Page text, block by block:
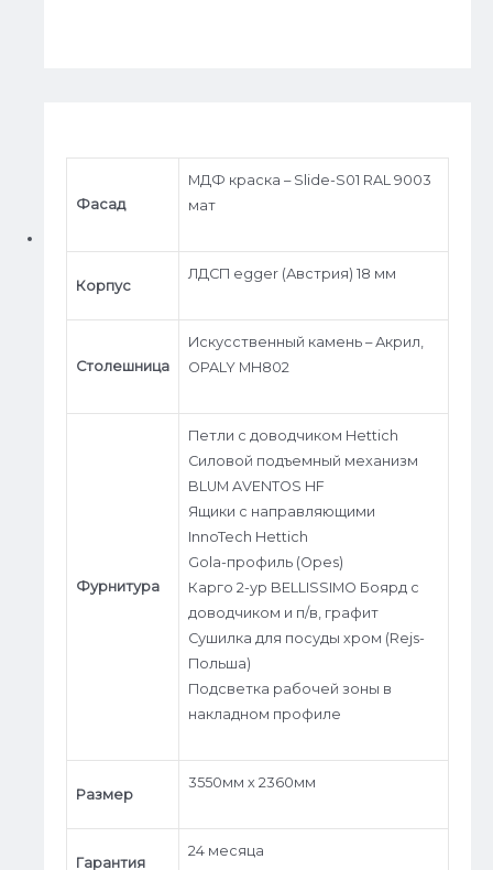
Фасад
МДФ краска – Slide-S01 RAL 9003
мат
Корпус
ЛДСП egger (Австрия) 18 мм
Столешница
Искусственный камень – Акрил,
OPALY МН802
Фурнитура
Петли c доводчиком Hettich
Силовой подъемный механизм
BLUM AVENTOS HF
Ящики с направляющими
InnoTech Hettich
Gola-профиль (Opes)
Карго 2-ур BELLISSIMO Боярд с
доводчиком и п/в, графит
Сушилка для посуды хром (Rejs-
Польша)
Подсветка рабочей зоны в
накладном профиле
Размер
3550мм х 2360мм
Гарантия
24 месяца